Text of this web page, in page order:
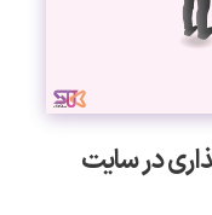
در سایت